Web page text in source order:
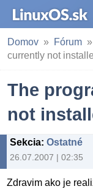
Domov Fórum
currently not
The
not
Sekcia: Ostatné
26.07.2007 | 02:35
Zdravim ako je